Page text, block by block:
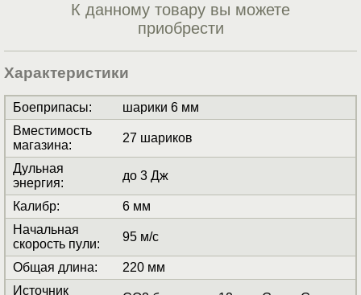
К данному товару вы можете
приобрести
Характеристики
Боеприпасы:
шарики 6 мм
Вместимость
магазина:
27 шариков
Дульная
энергия:
до 3 Дж
Калибр:
6 мм
Начальная
скорость пули:
95 м/с
Общая длина:
220 мм
Источник